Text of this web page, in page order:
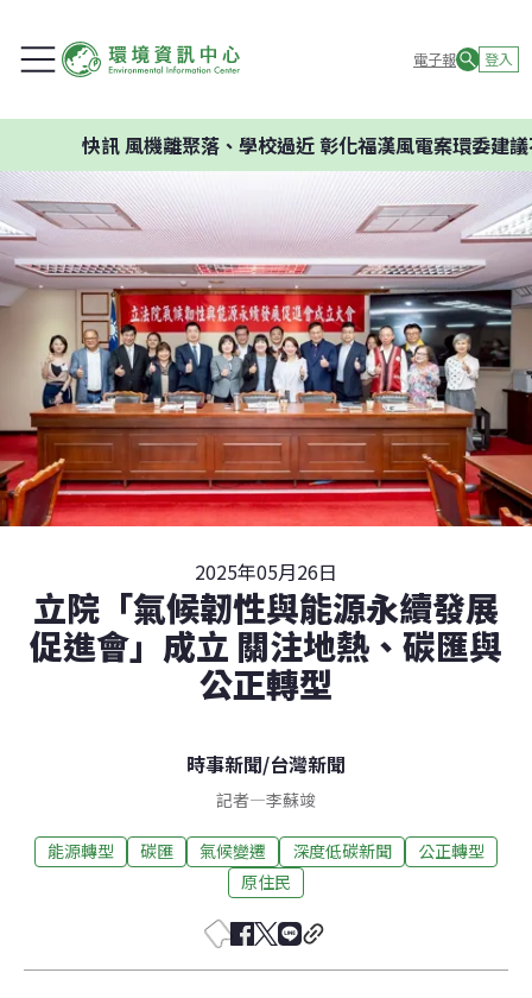
電子報 登入
快訊風機離聚落、學校過近 彰化福漢風電案環委建議不
2025年05月26日
立院「氣候韌性與能源永續發展
促進會」成立 關注地熱、碳匯與
公正轉型
時事新聞/台灣新聞
記者—李蘇竣
能源轉型 碳匯 氣候變遷 深度低碳新聞
公正轉型
原住民